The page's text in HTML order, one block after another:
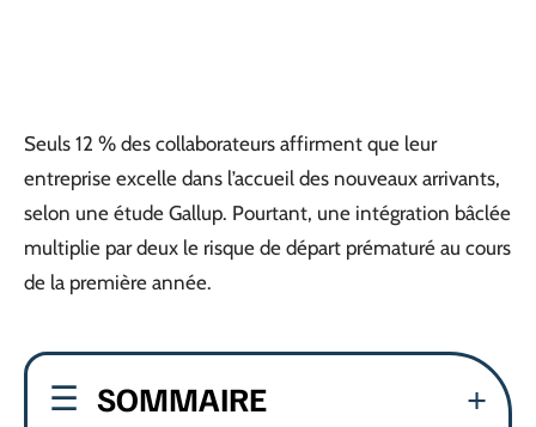
Seuls 12 % des collaborateurs affirment que leur
entreprise excelle dans l’accueil des nouveaux arrivants,
selon une étude Gallup. Pourtant, une intégration bâclée
multiplie par deux le risque de départ prématuré au cours
de la première année.
SOMMAIRE